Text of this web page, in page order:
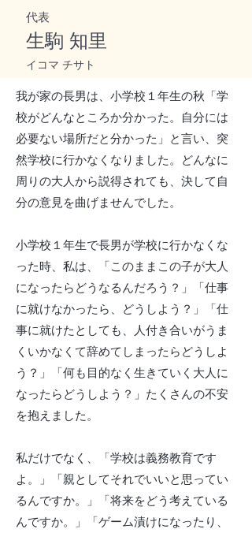
代表
生駒 知里
イコマ チサト
我が家の長男は、小学校１年生の秋「学
校がどんなところか分かった。自分には
必要ない場所だと分かった」と言い、突
然学校に行かなくなりました。どんなに
周りの大人から説得されても、決して自
分の意見を曲げませんでした。
小学校１年生で長男が学校に行かなくな
った時、私は、「このままこの子が大人
になったらどうなるんだろう？」「仕事
に就けなかったら、どうしよう？」「仕
事に就けたとしても、人付き合いがうま
くいかなくて辞めてしまったらどうしよ
う？」「何も目的なく生きていく大人に
なったらどうしよう？」たくさんの不安
を抱えました。
私だけでなく、「学校は義務教育です
よ。」「親としてそれでいいと思ってい
るんですか。」「将来をどう考えている
んですか。」「ゲーム漬けになったり、